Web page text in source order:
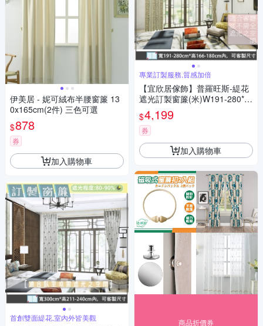
伊美居 - 妮可絨布半腰窗簾 13
0x165cm(2件) 三色可選
$878
券
加入購物車
首創雙面緹花,室內外皆美觀
專業訂製服務,質感加倍
【宜欣居傢飾】普羅旺斯-緹花
遮光訂製窗簾(米)W191-280*H
166-180cm以內
$4,199
券
加入購物車
商品折價券